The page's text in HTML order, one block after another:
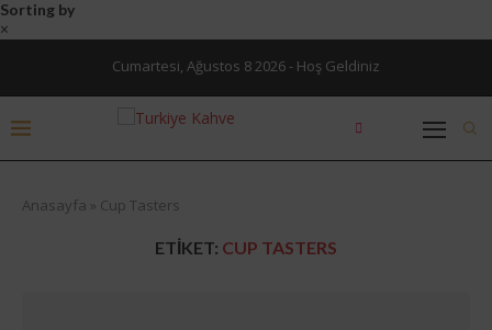
Sorting by
×
Cumartesi, Ağustos 8 2026 - Hoş Geldiniz
Anasayfa » Cup Tasters
ETIKET: CUP TASTERS